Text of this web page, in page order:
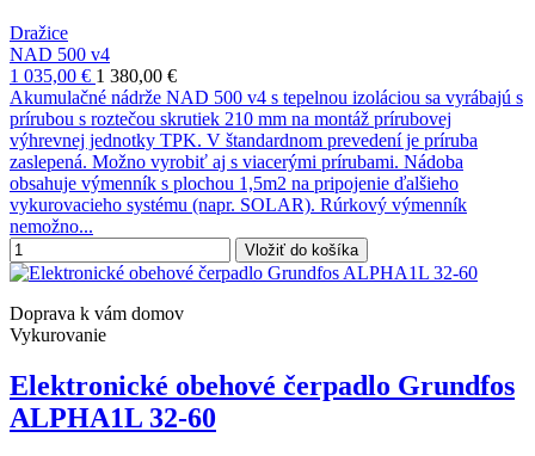
Dražice
NAD 500 v4
1 035,00 € 1 380,00 €
Akumulačné nádrže NAD 500 v4 s tepelnou izoláciou sa vyrábajú s
prírubou s roztečou skrutiek 210 mm na montáž prírubovej
výhrevnej jednotky TPK. V štandardnom prevedení je príruba
zaslepená. Možno vyrobiť aj s viacerými prírubami. Nádoba
obsahuje výmenník s plochou 1,5m2 na pripojenie ďalšieho
vykurovacieho systému (napr. SOLAR). Rúrkový výmenník
nemožno...
Vložiť do košíka
Doprava k vám domov
Vykurovanie
Elektronické obehové čerpadlo Grundfos
ALPHA1L 32-60